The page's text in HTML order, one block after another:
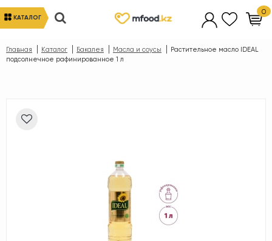
КАТАЛОГ
0
Главная Каталог Бакалея Масла и соусы
Растительное масло IDEAL
подсолнечное рафинированное 1 л